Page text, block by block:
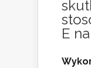
E